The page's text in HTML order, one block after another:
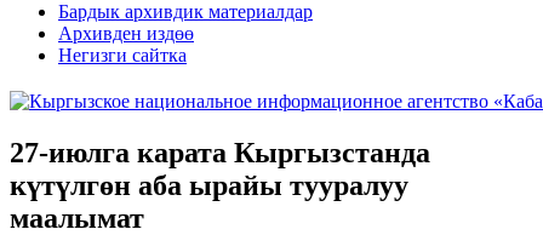
Бардык архивдик материалдар
Архивден издөө
Негизги сайтка
27-июлга карата Кыргызстанда
күтүлгөн аба ырайы тууралуу
маалымат